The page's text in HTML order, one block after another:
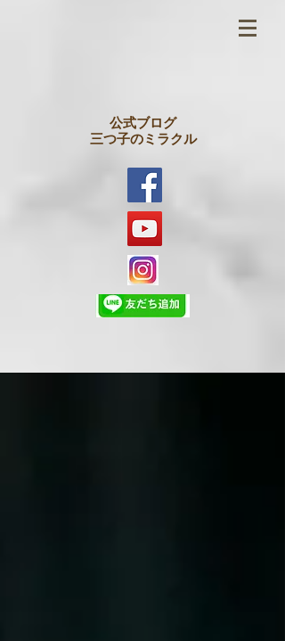
公式ブログ
三つ子のミラクル